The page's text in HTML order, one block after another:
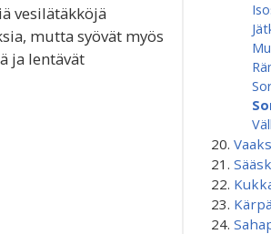
vesilätäkköjä
mutta syövät myös
ja lentävät